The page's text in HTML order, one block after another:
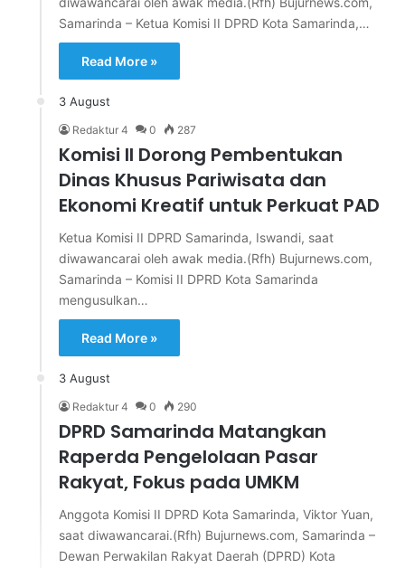
Samarinda – Ketua Komisi II DPRD Kota Samarinda,…
Read More »
3 August
Redaktur 4 0 287
Komisi II Dorong Pembentukan
Dinas Khusus Pariwisata dan
Ekonomi Kreatif untuk Perkuat PAD
Ketua Komisi II DPRD Samarinda, Iswandi, saat
diwawancarai oleh awak media.(Rfh) Bujurnews.com,
Samarinda – Komisi II DPRD Kota Samarinda
mengusulkan…
Read More »
3 August
Redaktur 4 0 290
DPRD Samarinda Matangkan
Raperda Pengelolaan Pasar
Rakyat, Fokus pada UMKM
Anggota Komisi II DPRD Kota Samarinda, Viktor Yuan,
saat diwawancarai.(Rfh) Bujurnews.com, Samarinda –
Dewan Perwakilan Rakyat Daerah (DPRD) Kota